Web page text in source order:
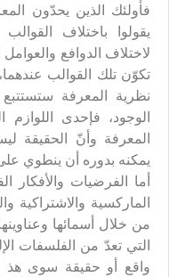
فأولئك الذين يحدّون
يقولوا باختلاف
لاختلاف الدوافع والعوامل
تكوّن تلك القوالب
نظرية المعرفة
الوجود، فإحدى اللوازم
المعرفة وأنّ
يمكنه بدوره أن ينطوي
أما الفرضيات والأفكار
الماركسية والاشتراكية
من خلال أسمائها
التي تعدّ من الفلسفات
واقع أو حقيقة سوى هذ